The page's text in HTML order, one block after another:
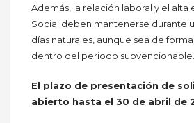
Además, la relación laboral y el alta
Social deben mantenerse durante
días naturales, aunque sea de
dentro del periodo subvencionable.
El plazo de presentación de
abierto hasta el 30 de abril de